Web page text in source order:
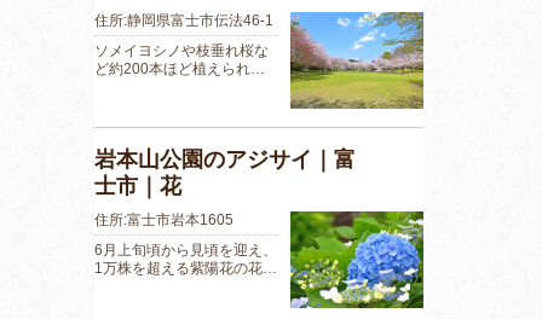
住所:静岡県富士市伝法46-1
ソメイヨシノや枝垂れ桜な
ど約200本ほど植えられ…
岩本山公園のアジサイ｜富
士市｜花
住所:富士市岩本1605
6月上旬頃から見頃を迎え、
1万株を超える紫陽花の花…